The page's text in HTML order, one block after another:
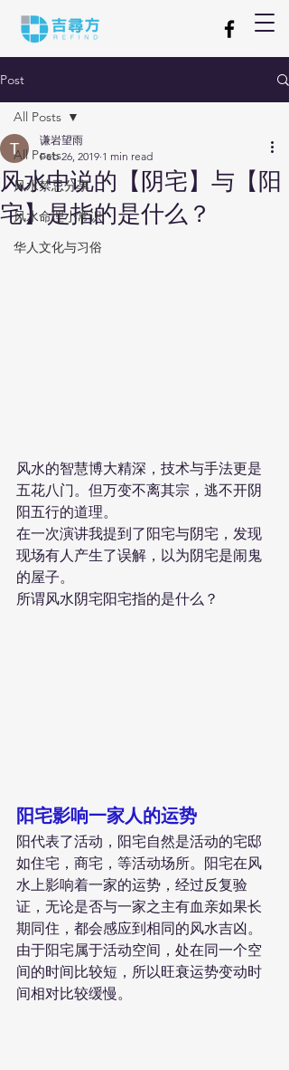
Post
All Posts
风水禁忌分享
风水命理小常识
华人文化与习俗
All Posts
风水中说的【阴宅】与【阳
宅】是指的是什么？
谦岩望雨
Feb 26, 2019 1 min read
风水的智慧博大精深，技术与手法更是
五花八门。但万变不离其宗，逃不开阴
阳五行的道理。
在一次演讲我提到了阳宅与阴宅，发现
现场有人产生了误解，以为阴宅是闹鬼
的屋子。
所谓风水阴宅阳宅指的是什么？
阳宅影响一家人的运势
阳代表了活动，阳宅自然是活动的宅邸
如住宅，商宅，等活动场所。阳宅在风
水上影响着一家的运势，经过反复验
证，无论是否与一家之主有血亲如果长
期同住，都会感应到相同的风水吉凶。
由于阳宅属于活动空间，处在同一个空
间的时间比较短，所以旺衰运势变动时
间相对比较缓慢。